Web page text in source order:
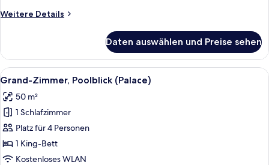
anzeigen
Weitere Details
Weitere
Suite
Daten auswählen und Preise sehen
Alle
Fotos
für
Grand-
Zimmer,
Poolblick
(Palace)
Hochwertige Bettwaren, Minibar,
7
Grand-Zimmer, Poolblick (Palace)
50 m²
1 Schlafzimmer
Platz für 4 Personen
1 King-Bett
Kostenloses WLAN